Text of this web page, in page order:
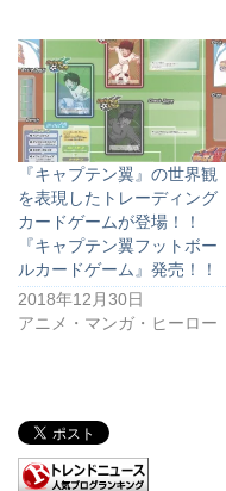
『キャプテン翼』の世界観
を表現したトレーディング
カードゲームが登場！！
『キャプテン翼フットボー
ルカードゲーム』発売！！
2018年12月30日
アニメ・マンガ・ヒーロー